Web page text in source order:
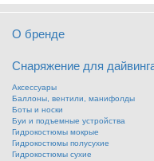
О бренде
Снаряжение для
Аксессуары
Баллоны, вентили, манифолды
Боты и носки
Буи и подъемные устройства
Гидрокостюмы мокрые
Гидрокостюмы полусухие
Гидрокостюмы сухие